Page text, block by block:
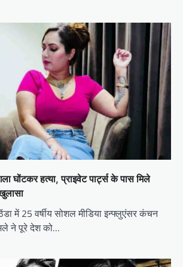
घोंटकर हत्या, प्राइवेट पार्ट्स के पास मिले
में 25 वर्षीय सोशल मीडिया इन्फ्लुएंसर कंचन
ने पूरे देश को…